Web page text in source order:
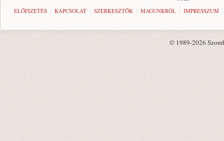
ELŐFIZETÉS KAPCSOLAT SZERKESZTŐK MAGUNKRÓL IMPRESSZUM
© 1989-2026